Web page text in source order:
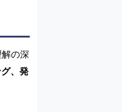
の深
、発